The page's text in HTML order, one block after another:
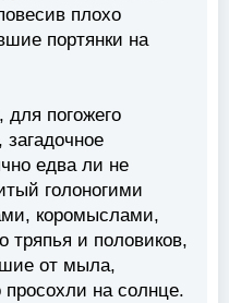
плохо
портянки на
для погожего
загадочное
едва ли не
голоногими
коромыслами,
тряпья и половиков,
от мыла,
просохли на солнце.